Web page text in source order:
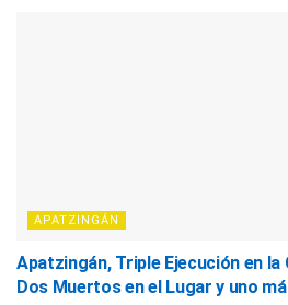
APATZINGÁN
Apatzingán, Triple Ejecución en la
Dos Muertos en el Lugar y uno